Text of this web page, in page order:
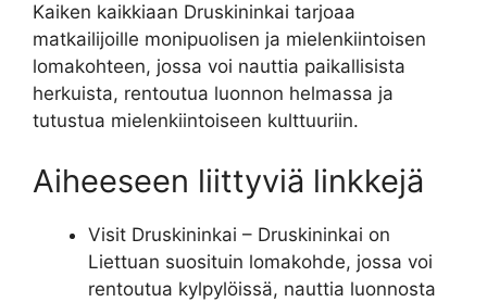
Kaiken kaikkiaan Druskininkai tarjoaa
matkailijoille monipuolisen ja mielenkiintoisen
lomakohteen, jossa voi nauttia paikallisista
herkuista, rentoutua luonnon helmassa ja
tutustua mielenkiintoiseen kulttuuriin.
Aiheeseen liittyviä linkkejä
Visit Druskininkai – Druskininkai on
Liettuan suosituin lomakohde, jossa voi
rentoutua kylpylöissä, nauttia luonnosta